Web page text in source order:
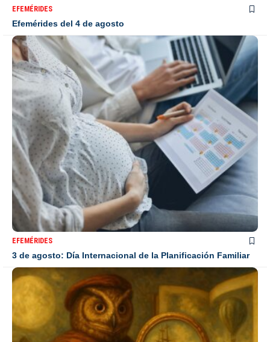
EFEMÉRIDES
Efemérides del 4 de agosto
EFEMÉRIDES
3 de agosto: Día Internacional de la Planificación Familiar